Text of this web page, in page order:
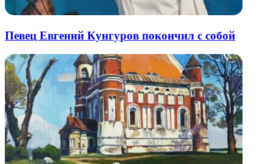
Певец Евгений Кунгуров покончил с собой